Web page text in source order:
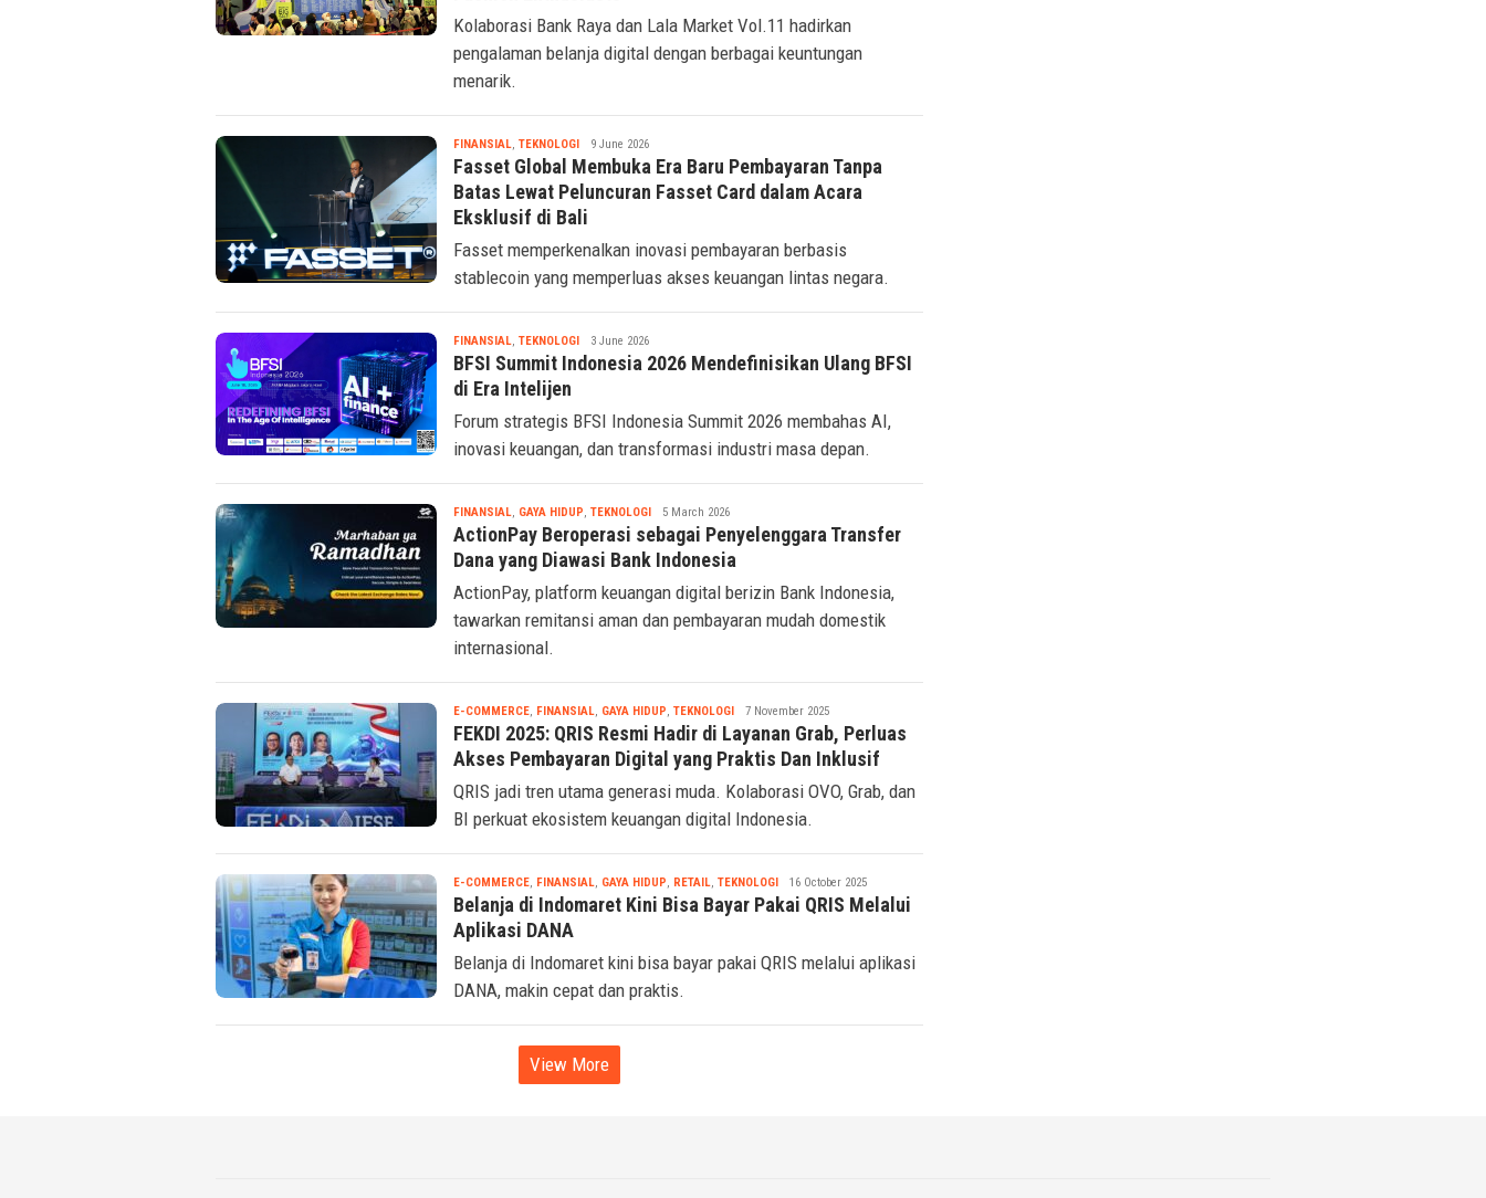
Kolaborasi Bank Raya dan Lala Market Vol.11 hadirkan
pengalaman belanja digital dengan berbagai keuntungan
FINANSIAL ,TEKNOLOGITsaqif
9 June 2026
Fasset Global Membuka Era Baru Pembayaran Tanpa
Batas Lewat Peluncuran Fasset Card dalam Acara
Fasset memperkenalkan inovasi pembayaran berbasis
FINANSIAL,TEKNOLOGITsaqif3 June 2026
BFSI Summit Indonesia 2026 Mendefinisikan Ulang BFSI
di Era Intelijen
Forum strategis BFSI Indonesia Summit 2026 membahas AI,
FINANSIAL,GAYA HIDUP,TEKNOLOGITsaqif
Ridwan
5 March 2026
ActionPay Beroperasi sebagai Penyelenggara Transfer
Dana yang Diawasi Bank Indonesia
ActionPay, platform keuangan digital berizin Bank Indonesia,
tawarkan remitansi aman dan pembayaran mudah domestik
E-COMMERCE,FINANSIAL ,GAYA HIDUP,TEKNOLOGITsaqif
Ridwan
7 November 2025
FEKDI 2025: QRIS Resmi Hadir di Layanan Grab, Perluas
Akses Pembayaran Digital yang Praktis Dan Inklusif
QRIS jadi tren utama generasi muda. Kolaborasi OVO, Grab, dan
E-COMMERCE , FINANSIAL,GAYA HIDUP,RETAIL,TEKNOLOGI Tsaqif
Ridwan
16 October 2025
Belanja di Indomaret Kini Bisa Bayar Pakai QRIS Melalui
Aplikasi DANA
Belanja di Indomaret kini bisa bayar pakai QRIS melalui aplikasi
View More